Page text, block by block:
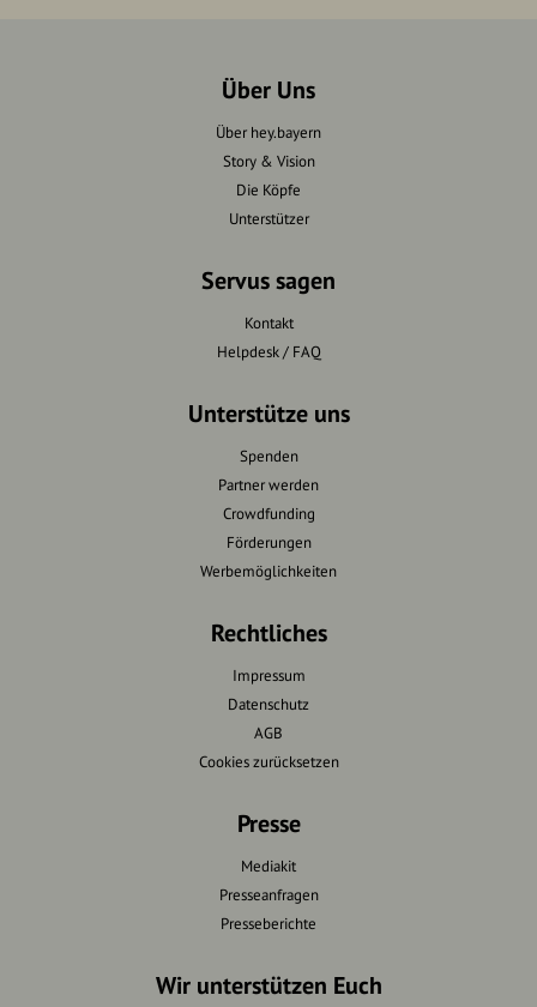
Über Uns
Über hey.bayern
Story & Vision
Die Köpfe
Unterstützer
Servus sagen
Kontakt
Helpdesk / FAQ
Unterstütze uns
Spenden
Partner werden
Crowdfunding
Förderungen
Werbemöglichkeiten
Rechtliches
Impressum
Datenschutz
AGB
Cookies zurücksetzen
Presse
Mediakit
Presseanfragen
Presseberichte
Wir unterstützen Euch